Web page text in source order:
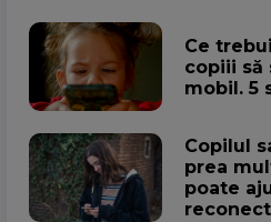
Ce
copiii să
mobil. 5
Copilul
prea
poate